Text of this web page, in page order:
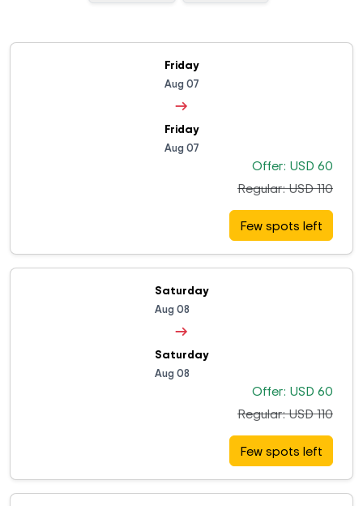
Friday
Aug 07
→
Friday
Aug 07
Offer: USD 60
Regular: USD 110
Few spots left
Saturday
Aug 08
→
Saturday
Aug 08
Offer: USD 60
Regular: USD 110
Few spots left